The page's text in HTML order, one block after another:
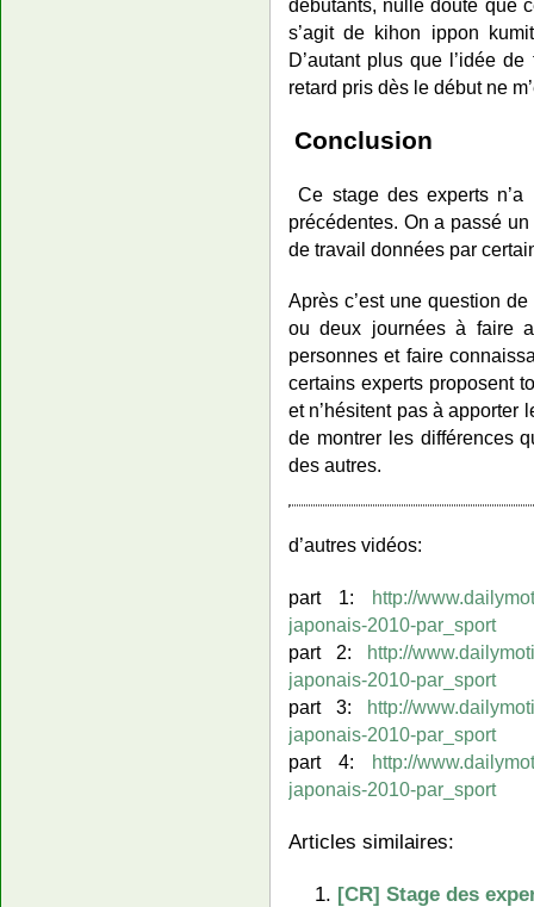
débutants, nulle doute que
s’agit de kihon ippon
D’autant plus que l’idée
retard pris dès le début ne
Conclusion
Ce stage des experts
précédentes. On a passé
de travail données par
Après c’est une question
ou deux journées à faire
personnes et faire
certains experts proposent
et n’hésitent pas à apporter
de montrer les différences
des autres.
d’autres vidéos:
part 1: http://
japonais-2010-par_sport
part 2: http://
japonais-2010-par_sport
part 3: http://
japonais-2010-par_sport
part 4: http://
japonais-2010-par_sport
Articles similaires:
[CR] Stage des